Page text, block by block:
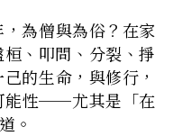
為僧與為俗？在家
、叩問、分裂、掙
的生命，與修行，
能性──尤其是「在
。